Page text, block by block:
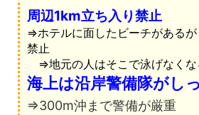
周辺1km立ち入り禁止
⇒ホテルに面したビーチがあるが
禁止
⇒地元の人はそこで泳げなくな
海上は沿岸警備隊がし
⇒300m沖まで警備が厳重